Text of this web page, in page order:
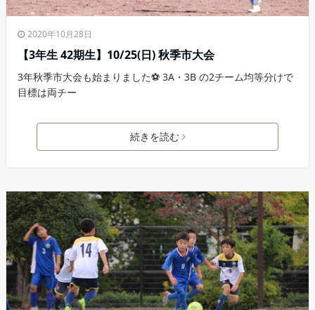
2020年10月28日
【3年生 42期生】10/25(日) 秋季市大会
3年秋季市大会も始まりました⚽️ 3A・3B の2チーム均等分けで
目標は両チー
続きを読む